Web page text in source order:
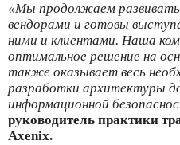
«Мы продолжаем
вендорами и готовы
ними и клиентами. Наша
оптимальное решение на
также оказывает весь
разработки архитектуры
информационной
руководитель практики
Axenix.